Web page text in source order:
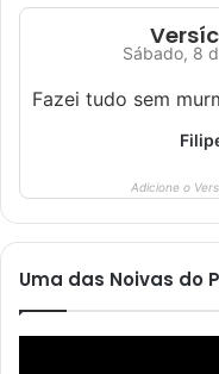
Sábado, 8
Fazei tudo sem
Adicione o
Uma das Noivas do